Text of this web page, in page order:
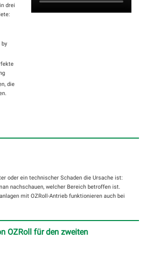
drei
by
die
oder ein technischer Schaden die Ursache ist:
nachschauen, welcher Bereich betroffen ist.
mit OZRoll-Antrieb funktionieren auch bei
OZRoll für den zweiten